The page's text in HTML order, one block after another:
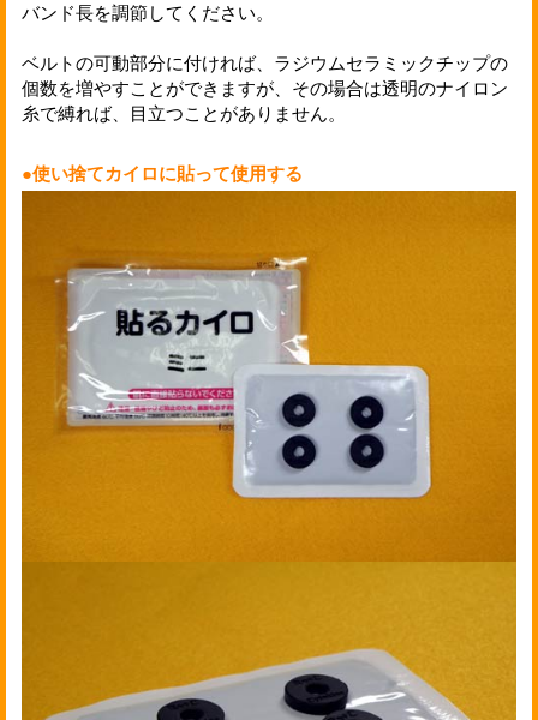
バンド長を調節してください。
ベルトの可動部分に付ければ、ラジウムセラミックチップの
個数を増やすことができますが、その場合は透明のナイロン
糸で縛れば、目立つことがありません。
●使い捨てカイロに貼って使用する